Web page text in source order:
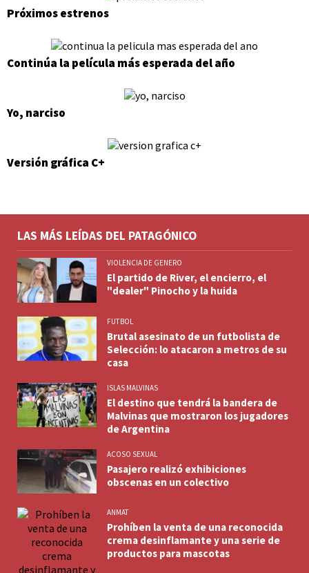
Próximos estrenos
Continúa la película más esperada del año
Yo, narciso
Versión gráfica C+
LAS MÁS LEÍDAS DEL PATAGÓNICO
VIOLENCIA DE GENERO
El partido de River, el encierro, el
"dealer" Pinocho y la huida
FUTBOL
Brutal asesinato de un futbolista de
Selección: lo atacaron a metros de su
casa
ISLAS MALVINAS
El destino que tendrá la bandera de
Malvinas que mostraron los jugadores
de Argentina
ACOSO SEXUAL
Pasajero realizó exhibiciones
obscenas en un colectivo
ANMAT
Prohíben la venta de una reconocida
crema desinflamante y una serie de
productos para mascotas